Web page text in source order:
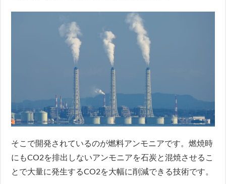
そこで開発されているのが燃料アンモニアです。燃焼時
にもCO2を排出しないアンモニアを石炭と混焼させるこ
とで大量に発生するCO2を大幅に削減できる技術です。